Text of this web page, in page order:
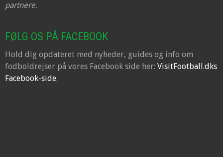
partnere.
FØLG OS PÅ FACEBOOK
Hold dig opdateret med nyheder, guides og info om
fodboldrejser på vores Facebook side her: VisitFootball.dks
Facebook-side.